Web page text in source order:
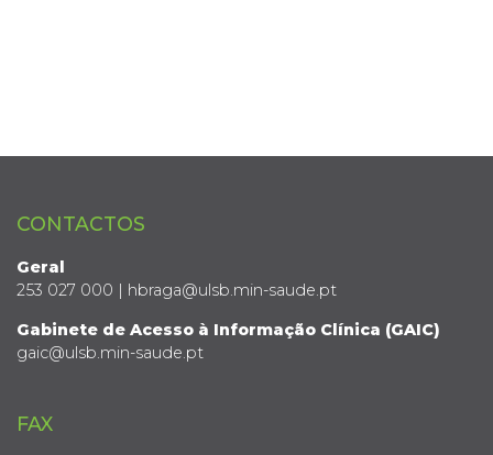
CONTACTOS
Geral
253 027 000 | hbraga@ulsb.min-saude.pt
Gabinete de Acesso à Informação Clínica (GAIC)
gaic@ulsb.min-saude.pt
FAX